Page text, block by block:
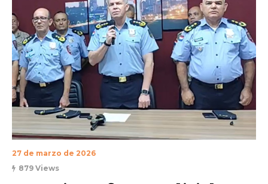
27 de marzo de 2026
879 Views